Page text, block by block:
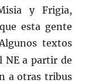
y Frigia,
esta gente
textos
NE a partir de
a otras tribus